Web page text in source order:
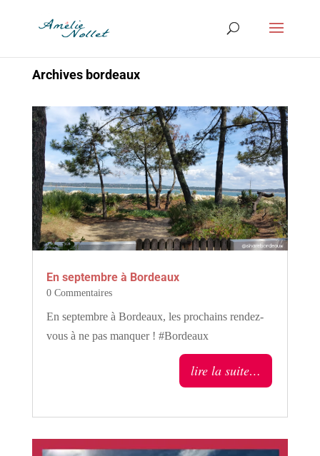
Archives bordeaux
En septembre à Bordeaux
0 Commentaires
En septembre à Bordeaux, les prochains rendez-
vous à ne pas manquer ! #Bordeaux
lire la suite…